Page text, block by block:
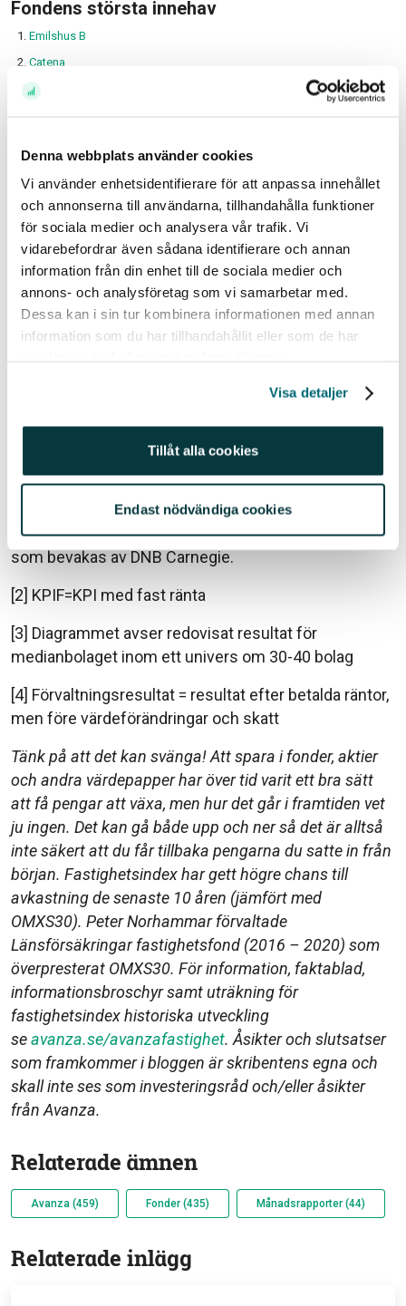
Denna webbplats använder cookies
Vi använder enhetsidentifierare för att anpassa innehållet
och annonserna till användarna, tillhandahålla funktioner
för sociala medier och analysera vår trafik. Vi
vidarebefordrar även sådana identifierare och annan
information från din enhet till de sociala medier och
annons- och analysföretag som vi samarbetar med.
Dessa kan i sin tur kombinera informationen med annan
information som du har tillhandahållit eller som de har
Visa detaljer
Tillåt alla cookies
Endast nödvändiga cookies
Fondens största innehav
Emilshus B
Catena
Swedish Logistics Property B
Stendörren Fastigheter B
Cibus Real Estate
Castellum
Se fler innehav eller starta ett månadssparande här.
Avanza Fastighet
[1]Källa DNB Carnegie Equity Research, maj -26.
Grafen visar börskurs i förhållande till kassaflöde per
aktie för medianbolaget bland de fastighetsaktier
som bevakas av DNB Carnegie.
[2] KPIF=KPI med fast ränta
[3] Diagrammet avser redovisat resultat för
medianbolaget inom ett univers om 30-40 bolag
[4] Förvaltningsresultat = resultat efter betalda räntor,
men före värdeförändringar och skatt
Tänk på att det kan svänga! Att spara i fonder, aktier
och andra värdepapper har över tid varit ett bra sätt
att få pengar att växa, men hur det går i framtiden vet
ju ingen. Det kan gå både upp och ner så det är alltså
inte säkert att du får tillbaka pengarna du satte in från
början. Fastighetsindex har gett högre chans till
avkastning de senaste 10 åren (jämfört med
OMXS30). Peter Norhammar förvaltade
Länsförsäkringar fastighetsfond (2016 – 2020) som
överpresterat OMXS30. För information, faktablad,
informationsbroschyr samt uträkning för
fastighetsindex historiska utveckling
seavanza.se/avanzafastighet. Åsikter och slutsatser
som framkommer i bloggen är skribentens egna och
skall inte ses som investeringsråd och/eller åsikter
från Avanza.
Relaterade ämnen
Avanza (459) Fonder (435) Månadsrapporter (44)
Relaterade inlägg